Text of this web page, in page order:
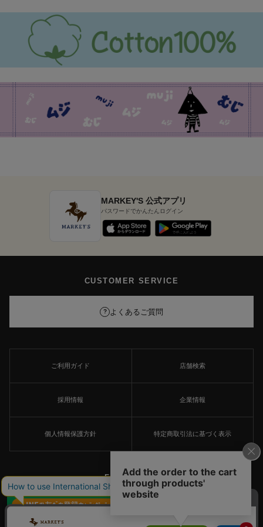
×
MARKEY'S 公式アプリ
パスワードでかんたんログイン
CUSTOMER SERVICE
? よくあるご質問
ご利用ガイド 店舗検索
採用情報 企業情報
個人情報保護方針 特定商取引法に基づく表示
FOLLOW US